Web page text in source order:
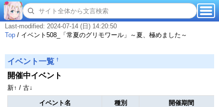
Last-modified: 2024-07-14 (日) 14:20:50
Top / イベント508_「常夏のグリモワール」～夏、極めました～
イベント一覧 †
開催中イベント
新↑ / 古↓
イベント名 種別 開催期間